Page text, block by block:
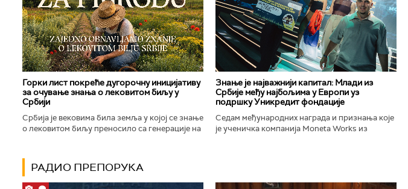
Горки лист покреће дугорочну иницијативу
за очување знања о лековитом биљу у
Србији
Србија је вековима била земља у којој се знање
о лековитом биљу преносило са генерације на
Знање је најважнији капитал: Млади из
Србије међу најбољима у Европи уз
подршку Уникредит фондације
Седам међународних награда и признања које
је ученичка компанија Moneta Works из
РАДИО ПРЕПОРУКА